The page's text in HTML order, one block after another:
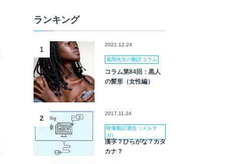
ランキング
1
2021.12.24
風間先生の翻訳コラム
コラム第84回：黒人
の髪形（女性編）
2
2017.11.24
映像翻訳通信（メルマ
ガ）
漢字？ひらがな？カタ
カナ？